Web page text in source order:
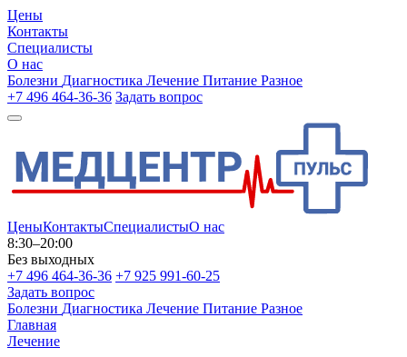
Цены
Контакты
Специалисты
О нас
Болезни Диагностика Лечение Питание Разное
+7 496 464-36-36 Задать вопрос
ЦеныКонтактыСпециалистыО нас
8:30–20:00
Без выходных
+7 496 464-36-36 +7 925 991-60-25
Задать вопрос
Болезни Диагностика Лечение Питание Разное
Главная
Лечение